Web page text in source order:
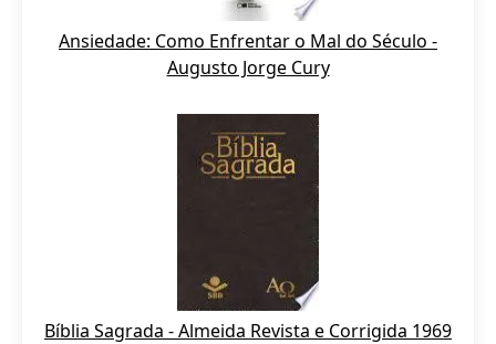
Ansiedade: Como Enfrentar o Mal do Século -
Augusto Jorge Cury
Bíblia Sagrada - Almeida Revista e Corrigida 1969